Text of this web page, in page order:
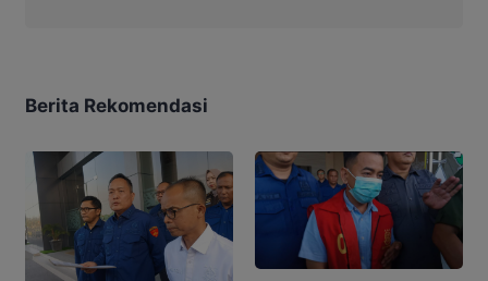
Berita Rekomendasi